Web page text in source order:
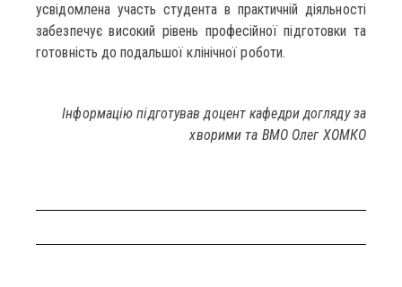
усвідомлена участь студента в практичній діяльності
забезпечує високий рівень професійної підготовки та
готовність до подальшої клінічної роботи.
Інформацію підготував доцент кафедри догляду за
хворими та ВМО Олег ХОМКО